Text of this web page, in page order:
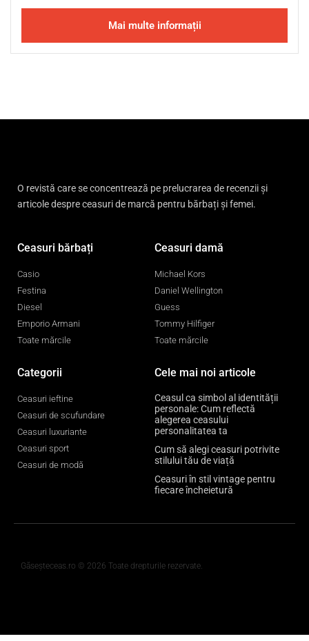
Mai multe informații
O revistă care se concentrează pe prelucrarea de recenzii și
articole despre ceasuri de marcă pentru bărbați și femei.
Ceasuri bărbați
Casio
Festina
Diesel
Emporio Armani
Toate mărcile
Ceasuri damă
Michael Kors
Daniel Wellington
Guess
Tommy Hilfiger
Toate mărcile
Categorii
Ceasuri ieftine
Ceasuri de scufundare
Ceasuri luxuriante
Ceasuri sport
Ceasuri de modă
Cele mai noi articole
Ceasul ca simbol al identității
personale: Cum reflectă
alegerea ceasului
personalitatea ta
Cum să alegi ceasuri potrivite
stilului tău de viață
Ceasuri în stil vintage pentru
fiecare încheietură
Găseșteceas.ro © 2026 Toate drepturile rezervate.